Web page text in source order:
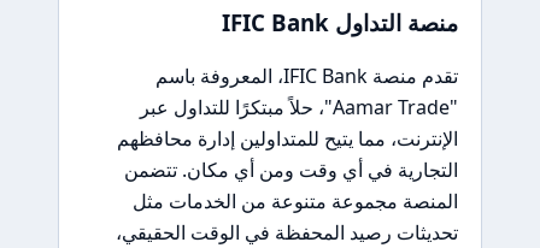
منصة التداول IFIC Bank
تقدم منصة IFIC Bank، المعروفة باسم
"Aamar Trade"، حلاً مبتكرًا للتداول عبر
الإنترنت، مما يتيح للمتداولين إدارة محافظهم
التجارية في أي وقت ومن أي مكان. تتضمن
المنصة مجموعة متنوعة من الخدمات مثل
تحديثات رصيد المحفظة في الوقت الحقيقي،